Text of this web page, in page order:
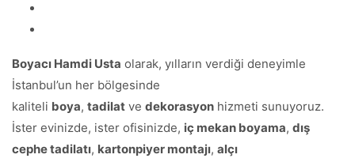
Boyacı Hamdi Usta olarak, yılların verdiği deneyimle
İstanbul’un her bölgesinde
kaliteli boya, tadilat ve dekorasyon hizmeti sunuyoruz.
İster evinizde, ister ofisinizde, iç mekan boyama, dış
cephe tadilatı, kartonpiyer montajı, alçı